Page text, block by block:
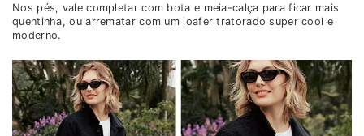
Nos pés, vale completar com bota e meia-calça para ficar mais
quentinha, ou arrematar com um loafer tratorado super cool e
moderno.